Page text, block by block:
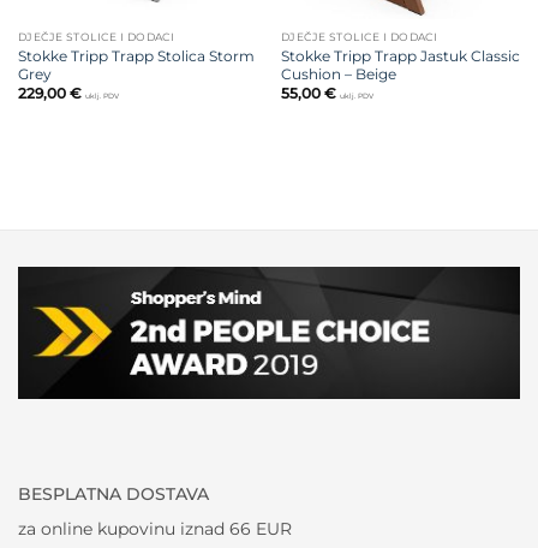
DJEČJE STOLICE I DODACI
Stokke Tripp Trapp Stolica Storm
Grey
229,00 € uklj. PDV
DJEČJE STOLICE I DODACI
Stokke Tripp Trapp Jastuk Classic
Cushion – Beige
55,00 € uklj. PDV
BESPLATNA DOSTAVA
za online kupovinu iznad 66 EUR